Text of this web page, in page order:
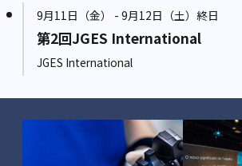
9月11日（金） - 9月12日（土）終日
第2回JGES International
JGES International